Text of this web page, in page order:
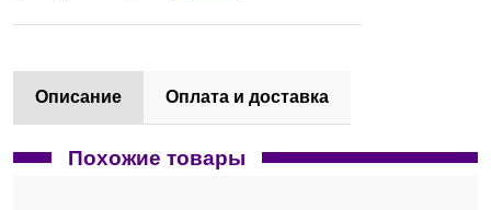
Контакты
Описание Оплата и доставка
Похожие товары